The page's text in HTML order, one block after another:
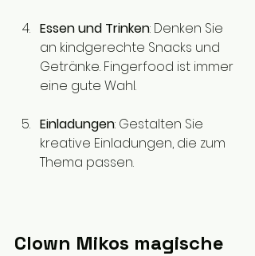
Essen und Trinken: Denken Sie
an kindgerechte Snacks und
Getränke. Fingerfood ist immer
eine gute Wahl.
Einladungen: Gestalten Sie
kreative Einladungen, die zum
Thema passen.
Clown Mikos magische